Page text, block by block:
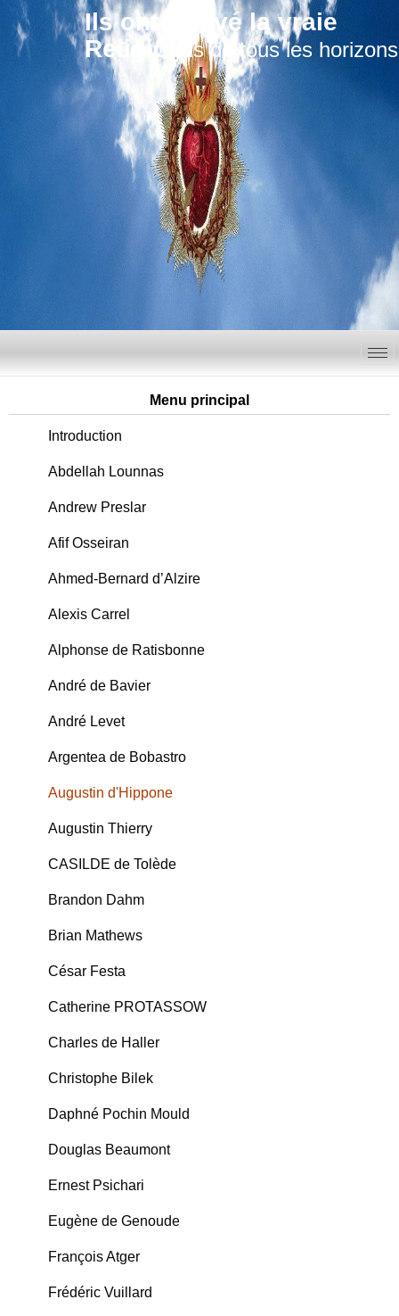
Ils ont trouvé la vraie
Religion
Convertis de tous les horizons
Menu principal
Introduction
Abdellah Lounnas
Andrew Preslar
Afif Osseiran
Ahmed-Bernard d’Alzire
Alexis Carrel
Alphonse de Ratisbonne
André de Bavier
André Levet
Argentea de Bobastro
Augustin d'Hippone
Augustin Thierry
CASILDE de Tolède
Brandon Dahm
Brian Mathews
César Festa
Catherine PROTASSOW
Charles de Haller
Christophe Bilek
Daphné Pochin Mould
Douglas Beaumont
Ernest Psichari
Eugène de Genoude
François Atger
Frédéric Vuillard